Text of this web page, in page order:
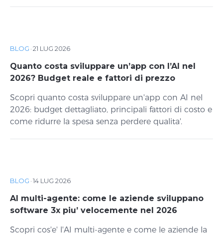
BLOG ·21 LUG 2026
Quanto costa sviluppare un’app con l’AI nel
2026? Budget reale e fattori di prezzo
Scopri quanto costa sviluppare un'app con AI nel
2026: budget dettagliato, principali fattori di costo e
come ridurre la spesa senza perdere qualita'.
BLOG ·14 LUG 2026
AI multi-agente: come le aziende sviluppano
software 3x piu’ velocemente nel 2026
Scopri cos'e' l'AI multi-agente e come le aziende la